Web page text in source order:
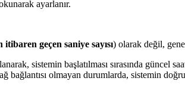
ayarlanır.
itibaren geçen saniye sayısı) olarak değil,
sistemin başlatılması sırasında güncel
bağlantısı olmayan durumlarda, sistemin